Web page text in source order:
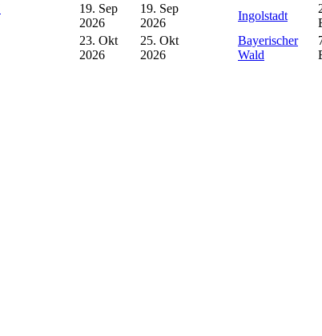
19. Sep
2026
19. Sep
2026
Ingolstadt
23. Okt
2026
25. Okt
2026
Bayerischer
Wald